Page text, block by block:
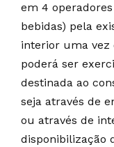
em 4
bebidas) pela
interior uma vez
poderá ser
destinada ao
seja através de
ou através de
disponibilização